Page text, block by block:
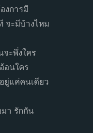
งการมี
จะมีบ้างไหม
ะพึ่งใคร
อนใคร
ยู่แค่คนเดียว
มา รักกัน